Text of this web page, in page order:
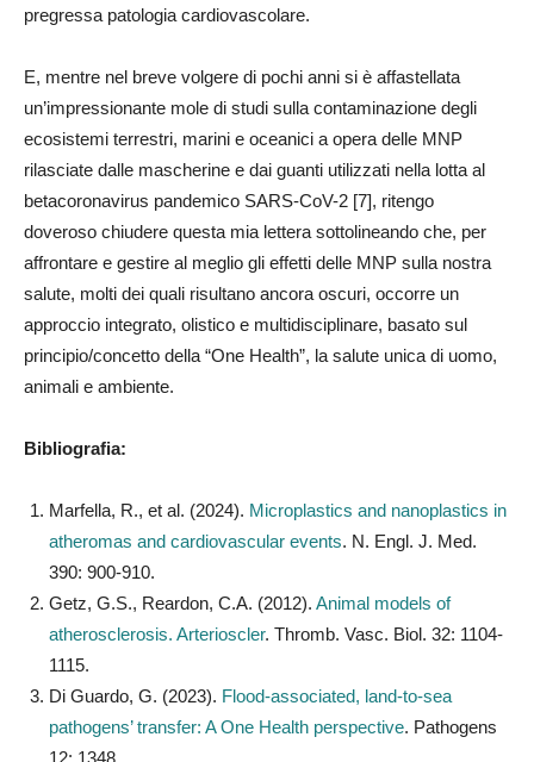
pregressa patologia cardiovascolare.
E, mentre nel breve volgere di pochi anni si è affastellata
un’impressionante mole di studi sulla contaminazione degli
ecosistemi terrestri, marini e oceanici a opera delle MNP
rilasciate dalle mascherine e dai guanti utilizzati nella lotta al
betacoronavirus pandemico SARS-CoV-2 [7], ritengo
doveroso chiudere questa mia lettera sottolineando che, per
affrontare e gestire al meglio gli effetti delle MNP sulla nostra
salute, molti dei quali risultano ancora oscuri, occorre un
approccio integrato, olistico e multidisciplinare, basato sul
principio/concetto della “One Health”, la salute unica di uomo,
animali e ambiente.
Bibliografia:
Marfella, R., et al. (2024). Microplastics and nanoplastics in
atheromas and cardiovascular events. N. Engl. J. Med.
390: 900-910.
Getz, G.S., Reardon, C.A. (2012). Animal models of
atherosclerosis. Arterioscler. Thromb. Vasc. Biol. 32: 1104-
1115.
Di Guardo, G. (2023). Flood-associated, land-to-sea
pathogens’ transfer: A One Health perspective. Pathogens
12: 1348.